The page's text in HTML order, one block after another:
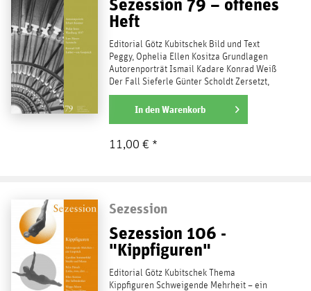
Heft
Editorial Götz Kubitschek Bild und Text
Peggy, Ophelia Ellen Kositza Grundlagen
Autorenporträt Ismail Kadare Konrad Weiß
Der Fall Sieferle Günter Scholdt Zersetzt,
was euch...
weiterlesen
In denWarenkorb
11,00 € *
Sezession
Sezession 106 -
"Kippfiguren"
Editorial Götz Kubitschek Thema
Kippfiguren Schweigende Mehrheit – ein